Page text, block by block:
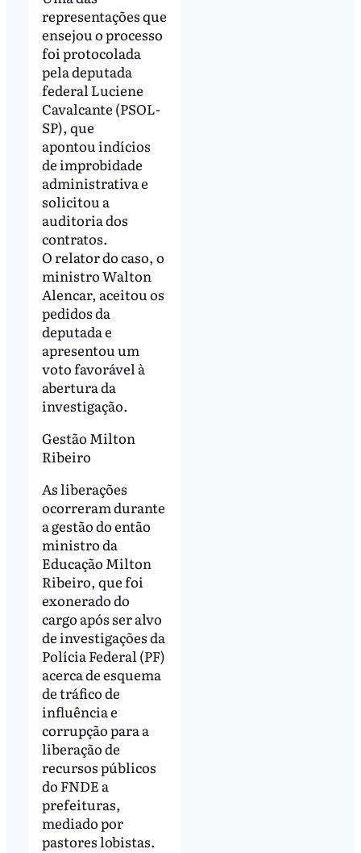
representações que
ensejou o processo
foi protocolada
pela deputada
federal Luciene
Cavalcante (PSOL-
SP), que
apontou indícios
de improbidade
administrativa e
solicitou a
auditoria dos
contratos.
O relator do caso, o
ministro Walton
Alencar, aceitou os
pedidos da
deputada e
apresentou um
voto favorável à
abertura da
investigação.
Gestão Milton
Ribeiro
As liberações
ocorreram durante
a gestão do então
ministro da
Educação Milton
Ribeiro, que foi
exonerado do
cargo após ser alvo
de investigações da
Polícia Federal (PF)
acerca de esquema
de tráfico de
influência e
corrupção para a
liberação de
recursos públicos
do FNDE a
prefeituras,
mediado por
pastores lobistas.